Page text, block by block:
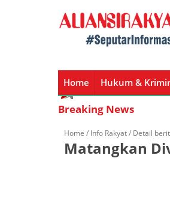
Home Hukum &
Home Hukum &
Breaking News
Home / Info Rakyat/ Detail
Matangkan